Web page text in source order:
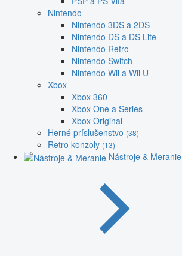
Nintendo
Nintendo 3DS a 2DS
Nintendo DS a DS Lite
Nintendo Retro
Nintendo Switch
Nintendo Wii a Wii U
Xbox
Xbox 360
Xbox One a Series
Xbox Original
Herné príslušenstvo (38)
Retro konzoly (13)
Nástroje & Meranie